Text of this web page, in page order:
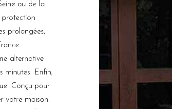
ou de la
prolongées,
alternative
minutes. Enfin,
Conçu pour
votre maison.